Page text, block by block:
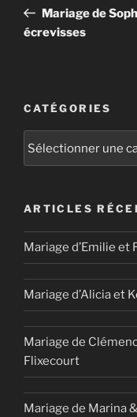
l’article
précédent
Mariage de
écrevisses
CATÉGORIES
ARTICLES
Mariage d’Emilie et
Mariage d’Alicia et
Mariage de
Flixecourt
Mariage de Marina